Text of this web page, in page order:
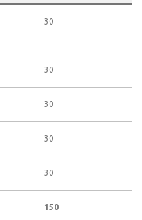
30
30
30
30
30
150